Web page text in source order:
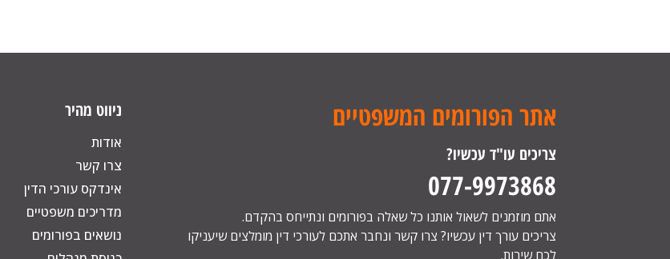
אתר הפורומים המשפטיים
צריכים עו"ד עכשיו?
077-9973868
אתם מוזמנים לשאול אותנו כל שאלה בפורומים ונתייחס בהקדם.
צריכים עורך דין עכשיו? צרו קשר ונחבר אתכם לעורכי דין מומלצים שיעניקו
לכם שירות.
ניווט מהיר
אודות
צרו קשר
אינדקס עורכי הדין
מדריכים משפטיים
נושאים בפורומים